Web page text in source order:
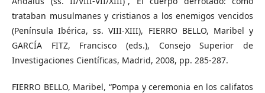
trataban musulmanes y cristianos a los enemigos vencidos
(Península Ibérica, ss. VIII-XIII), FIERRO BELLO, Maribel y
GARCÍA FITZ, Francisco (eds.), Consejo Superior de
Investigaciones Científicas, Madrid, 2008, pp. 285-287.
FIERRO BELLO, Maribel, “Pompa y ceremonia en los califatos